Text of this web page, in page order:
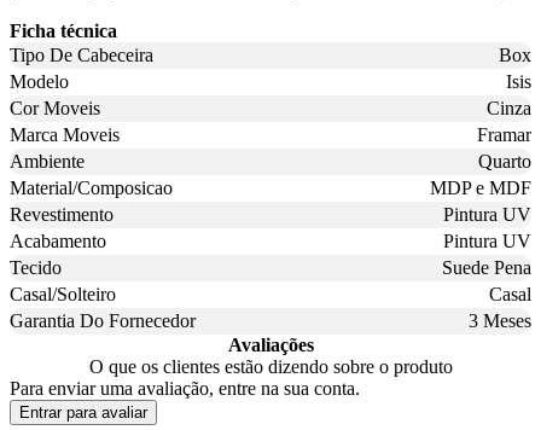
Ficha técnica
Tipo De Cabeceira
Box
Modelo
Isis
Cor Moveis
Cinza
Marca Moveis
Framar
Ambiente
Quarto
Material/Composicao
MDP e MDF
Revestimento
Pintura UV
Acabamento
Pintura UV
Tecido
Suede Pena
Casal/Solteiro
Casal
Garantia Do Fornecedor
3 Meses
Avaliações
O que os clientes estão dizendo sobre o produto
Para enviar uma avaliação, entre na sua conta.
Entrar para avaliar